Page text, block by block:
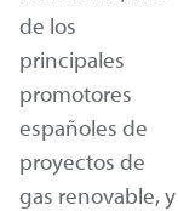
de los
principales
promotores
españoles de
proyectos de
gas renovable, y